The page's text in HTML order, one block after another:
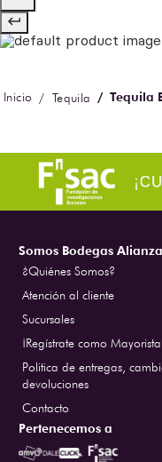
Tequila Tequila
Somos Bodegas Alianza
¿Quiénes Somos?
Atención al cliente
Sucursales
¡Regístrate como
Politica de entregas,
devoluciones
Contacto
Pertenecemos a